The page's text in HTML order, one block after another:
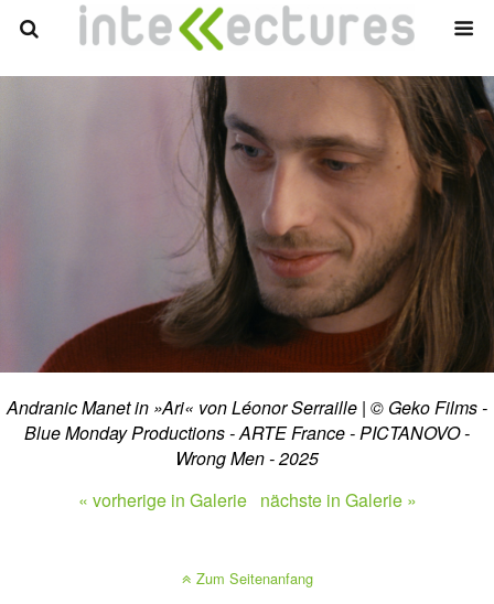
Andranic Manet in »Ari« von Léonor Serraille | © Geko Films -
Blue Monday Productions - ARTE France - PICTANOVO -
Wrong Men - 2025
« vorherige in Galerie nächste in Galerie »
Zum Seitenanfang